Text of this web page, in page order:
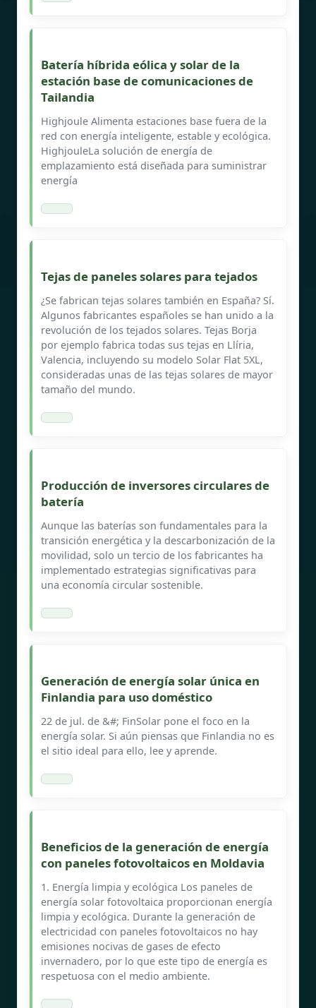
Batería híbrida eólica y solar de la
estación base de comunicaciones de
Tailandia
Highjoule Alimenta estaciones base fuera de la
red con energía inteligente, estable y ecológica.
HighjouleLa solución de energía de
emplazamiento está diseñada para suministrar
energía
Tejas de paneles solares para tejados
¿Se fabrican tejas solares también en España? Sí.
Algunos fabricantes españoles se han unido a la
revolución de los tejados solares. Tejas Borja
por ejemplo fabrica todas sus tejas en Llíria,
Valencia, incluyendo su modelo Solar Flat 5XL,
consideradas unas de las tejas solares de mayor
tamaño del mundo.
Producción de inversores circulares de
batería
Aunque las baterías son fundamentales para la
transición energética y la descarbonización de la
movilidad, solo un tercio de los fabricantes ha
implementado estrategias significativas para
una economía circular sostenible.
Generación de energía solar única en
Finlandia para uso doméstico
22 de jul. de &#; FinSolar pone el foco en la
energía solar. Si aún piensas que Finlandia no es
el sitio ideal para ello, lee y aprende.
Beneficios de la generación de energía
con paneles fotovoltaicos en Moldavia
1. Energía limpia y ecológica Los paneles de
energía solar fotovoltaica proporcionan energía
limpia y ecológica. Durante la generación de
electricidad con paneles fotovoltaicos no hay
emisiones nocivas de gases de efecto
invernadero, por lo que este tipo de energía es
respetuosa con el medio ambiente.